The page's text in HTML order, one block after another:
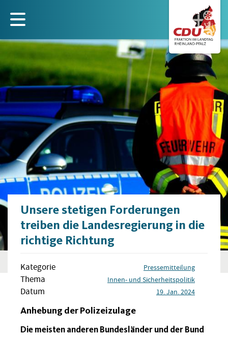
zum
Inhalt
Unsere stetigen Forderungen
treiben die Landesregierung in die
richtige Richtung
Kategorie Pressemitteilung
Thema Innen- und Sicherheitspolitik
Datum 19. Jan. 2024
Anhebung der Polizeizulage
Die meisten anderen Bundesländer und der Bund